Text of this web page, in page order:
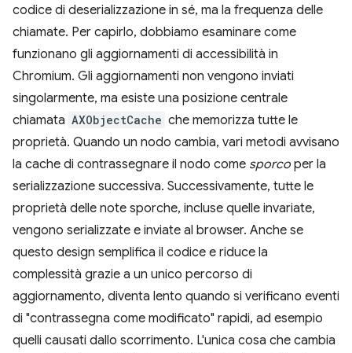
codice di deserializzazione in sé, ma la frequenza delle
chiamate. Per capirlo, dobbiamo esaminare come
funzionano gli aggiornamenti di accessibilità in
Chromium. Gli aggiornamenti non vengono inviati
singolarmente, ma esiste una posizione centrale
chiamata AXObjectCache che memorizza tutte le
proprietà. Quando un nodo cambia, vari metodi avvisano
la cache di contrassegnare il nodo come sporco per la
serializzazione successiva. Successivamente, tutte le
proprietà delle note sporche, incluse quelle invariate,
vengono serializzate e inviate al browser. Anche se
questo design semplifica il codice e riduce la
complessità grazie a un unico percorso di
aggiornamento, diventa lento quando si verificano eventi
di "contrassegna come modificato" rapidi, ad esempio
quelli causati dallo scorrimento. L'unica cosa che cambia